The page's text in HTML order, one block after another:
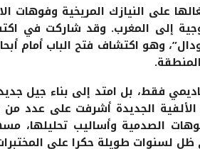
على النيازك المريخية
إلى المغرب. وقد شاركت في
وهو اكتشاف فتح الباب أمام
فقط، بل امتد إلى بناء جيل
الألفية الجديدة أشرفت على عدد
الصدمية وأساليب
لسنوات طويلة حكرا على